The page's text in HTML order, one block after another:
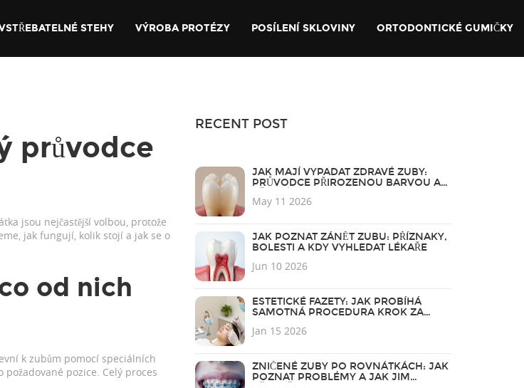
STEHY VÝROBA PROTÉZY POSÍLENÍ SKLOVINY ORTODONTICKÉ GUMIČKY
průvodce
jsou nejčastější volbou, protože
jak fungují, kolik stojí a jak se o
od nich
k zubům pomocí speciálních
pozice. Celý proces
RECENT POST
JAK MAJÍ VYPADAT ZDRAVÉ ZUBY:
PRŮVODCE PŘIROZENOU BARVOU A
May 11 2026
JAK POZNAT ZÁNĚT ZUBU: PŘÍZNAKY,
BOLESTI A KDY VYHLEDAT LÉKAŘE
Jun 10 2026
ESTETICKÉ FAZETY: JAK PROBÍHÁ
SAMOTNÁ PROCEDURA KROK ZA
Jan 15 2026
ZNIČENÉ ZUBY PO ROVNÁTKÁCH: JAK
POZNAT PROBLÉMY A JAK JIM